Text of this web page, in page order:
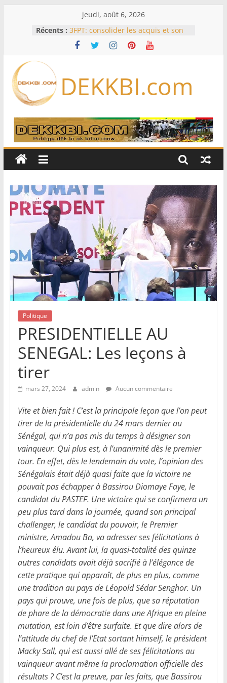
jeudi, août 6, 2026
Récents : 3FPT: consolider les acquis et son
ancrage dans la ‘’Vision Sénégal
2050’’
l’armée alors que Paul Biya est hors
du pays
«des puissances étrangères», selon
Berlin
« Des erreurs ont été commises »
Confrontée à des attaques russes
quotidiennes, l’Ukraine ordonne
des évacuations à Kramatorsk
DEKKBI.com
Politique
PRESIDENTIELLE AU
SENEGAL: Les leçons à
tirer
mars 27, 2024 admin Aucun commentaire
Vite et bien fait ! C’est la principale leçon que l’on peut
tirer de la présidentielle du 24 mars dernier au
Sénégal, qui n’a pas mis du temps à désigner son
vainqueur. Qui plus est, à l’unanimité dès le premier
tour. En effet, dès le lendemain du vote, l’opinion des
Sénégalais était déjà quasi faite que la victoire ne
pouvait pas échapper à Bassirou Diomaye Faye, le
candidat du PASTEF. Une victoire qui se confirmera un
peu plus tard dans la journée, quand son principal
challenger, le candidat du pouvoir, le Premier
ministre, Amadou Ba, va adresser ses félicitations à
l’heureux élu. Avant lui, la quasi-totalité des quinze
autres candidats avait déjà sacrifié à l’élégance de
cette pratique qui apparaît, de plus en plus, comme
une tradition au pays de Léopold Sédar Senghor. Un
pays qui prouve, une fois de plus, que sa réputation
de phare de la démocratie dans une Afrique en pleine
mutation, est loin d’être surfaite. Et que dire alors de
l’attitude du chef de l’Etat sortant himself, le président
Macky Sall, qui est aussi allé de ses félicitations au
vainqueur avant même la proclamation officielle des
résultats ? C’est la preuve, par les faits, que Bassirou